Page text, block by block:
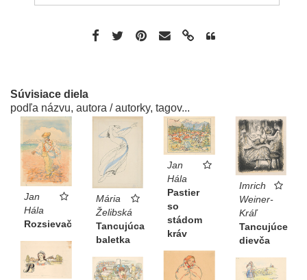
Súvisiace diela
podľa názvu, autora / autorky, tagov...
Jan
Hála
Rozsievač
Mária
Želibská
Tancujúca
baletka
Jan
Hála
Pastier
so
stádom
kráv
Imrich
Weiner-
Kráľ
Tancujúce
dievča